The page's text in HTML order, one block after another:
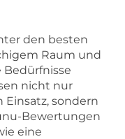
den besten
Raum und
nicht nur
sondern
Bewertungen
eine